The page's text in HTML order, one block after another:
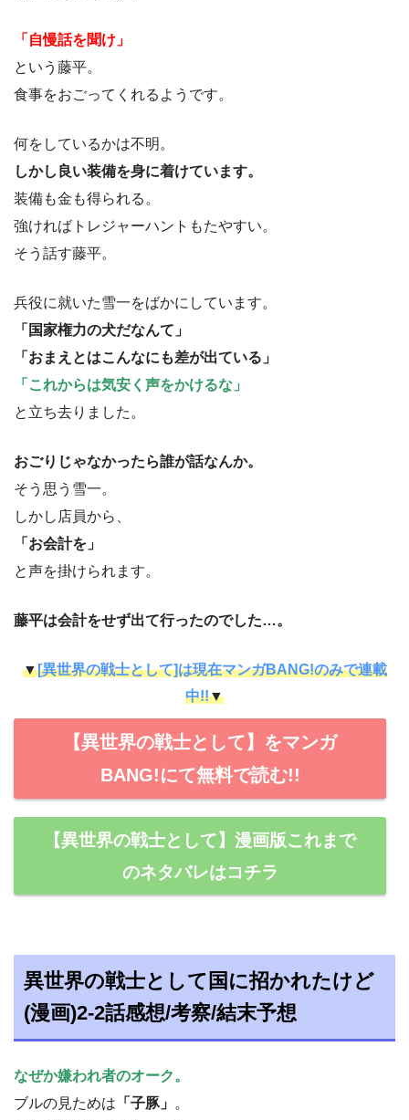
「自慢話を聞け」
という藤平。
食事をおごってくれるようです。
何をしているかは不明。
しかし良い装備を身に着けています。
装備も金も得られる。
強ければトレジャーハントもたやすい。
そう話す藤平。
兵役に就いた雪一をばかにしています。
「国家権力の犬だなんて」
「おまえとはこんなにも差が出ている」
「これからは気安く声をかけるな」
と立ち去りました。
おごりじゃなかったら誰が話なんか。
そう思う雪一。
しかし店員から、
「お会計を」
と声を掛けられます。
藤平は会計をせず出て行ったのでした…。
▼[異世界の戦士として]は現在マンガBANG!のみで連載
中!!▼
【異世界の戦士として】をマンガ
BANG!にて無料で読む!!
【異世界の戦士として】漫画版これまで
のネタバレはコチラ
異世界の戦士として国に招かれたけど
(漫画)2-2話感想/考察/結末予想
なぜか嫌われ者のオーク。
ブルの見ためは 「子豚」 。